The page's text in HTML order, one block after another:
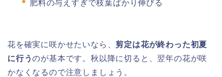
肥料の与えすぎで枝葉ばかり伸びる
花を確実に咲かせたいなら、剪定は花が終わった初夏
に行うのが基本です。秋以降に切ると、翌年の花が咲
かなくなるので注意しましょう。